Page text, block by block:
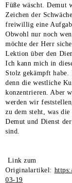
Füße wäscht. Demut
Zeichen der
freiwillig eine
Obwohl nur noch
möchte der Herr
Lektion über den
Ich kann mich in
Stolz gekämpft habe.
denn die westliche
konzentrieren. Aber
werden wir
zu dem steht, was
Demut und Dienst
sind.
Link zum
Originalartikel:
03-19